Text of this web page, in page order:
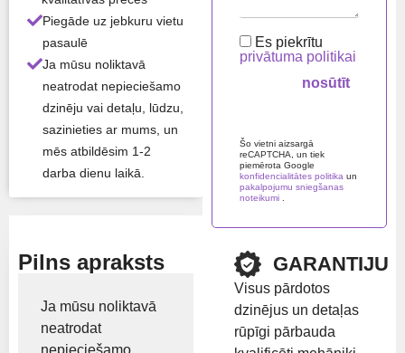
Piegāde uz jebkuru vietu
pasaulē
Ja mūsu noliktavā
neatrodat nepieciešamo
dzinēju vai detaļu, lūdzu,
sazinieties ar mums, un
mēs atbildēsim 1-2
darba dienu laikā.
Preču zīme: Perkins
Pilns apraksts
Ja mūsu noliktavā
neatrodat
Es piekrītu
privātuma politikai
Šo vietni aizsargā
reCAPTCHA, un tiek
piemērota Google
konfidencialitātes politika un
pakalpojumu sniegšanas
noteikumi
GARANTIJU
Visus pārdotos
dzinējus un detaļas
rūpīgi pārbauda